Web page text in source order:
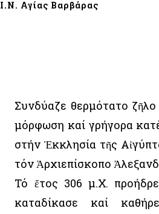
Ι.Ν. Αγίας Βαρβάρας
Συνδύαζε θερμότατο
μόρφωση καί γρήγορα
στήν Ἐκκλησία τῆς
τόν Ἀρχιεπίσκοπο
Τό ἔτος 306 μ.Χ.
καταδίκασε καί